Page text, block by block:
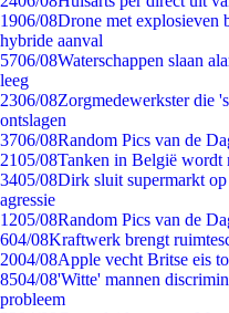
1906/08Drone met explosieven
hybride aanval
5706/08Waterschappen slaan
leeg
2306/08Zorgmedewerkster die
ontslagen
3706/08Random Pics van de
2105/08Tanken in België wordt
3405/08Dirk sluit supermarkt
agressie
1205/08Random Pics van de
604/08Kraftwerk brengt
2004/08Apple vecht Britse eis
8504/08'Witte' mannen
probleem